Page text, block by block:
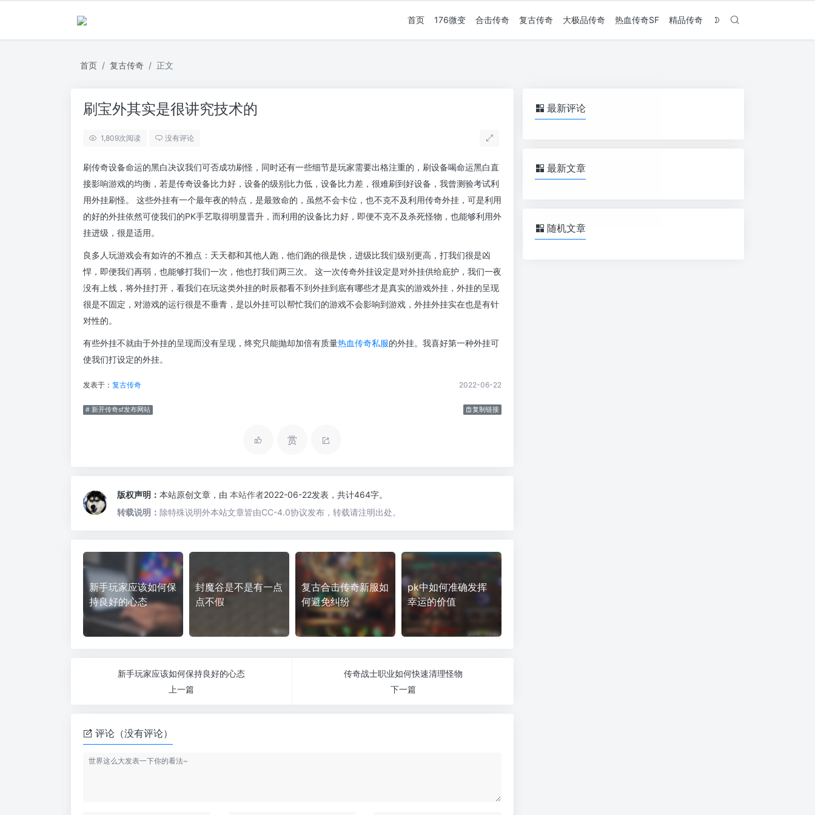
首页 176微变 合击传奇 复古传奇 大极品传奇 热血传奇SF 精品传奇
首页 复古传奇 正文
刷宝外其实是很讲究技术的
1,809次阅读 没有评论
刷传奇设备命运的黑白决议我们可否成功刷怪，同时还有一些细节是玩家需要出格注重的，刷设备喝命运黑白直
接影响游戏的均衡，若是传奇设备比力好，设备的级别比力低，设备比力差，很难刷到好设备，我曾测验考试利
用外挂刷怪。 这些外挂有一个最年夜的特点，是最致命的，虽然不会卡位，也不克不及利用传奇外挂，可是利用
的好的外挂依然可使我们的PK手艺取得明显晋升，而利用的设备比力好，即便不克不及杀死怪物，也能够利用外
挂进级，很是适用。
良多人玩游戏会有如许的不雅点：天天都和其他人跑，他们跑的很是快，进级比我们级别更高，打我们很是凶
悍，即便我们再弱，也能够打我们一次，他也打我们两三次。 这一次传奇外挂设定是对外挂供给庇护，我们一夜
没有上线，将外挂打开，看我们在玩这类外挂的时辰都看不到外挂到底有哪些才是真实的游戏外挂，外挂的呈现
很是不固定，对游戏的运行很是不垂青，是以外挂可以帮忙我们的游戏不会影响到游戏，外挂外挂实在也是有针
对性的。
有些外挂不就由于外挂的呈现而没有呈现，终究只能抛却加倍有质量热血传奇私服的外挂。我喜好第一种外挂可
使我们打设定的外挂。
发表于： 复古传奇 2022-06-22
# 新开传奇sf发布网站 复制链接
赏
版权声明： 本站原创文章，由 本站作者2022-06-22发表，共计464字。
转载说明： 除特殊说明外本站文章皆由CC-4.0协议发布，转载请注明出处。
新手玩家应该如何保
持良好的心态
封魔谷是不是有一点
点不假
复古合击传奇新服如
何避免纠纷
pk中如何准确发挥
幸运的价值
新手玩家应该如何保持良好的心态
上一篇
传奇战士职业如何快速清理怪物
下一篇
评论（没有评论）
最新评论
最新文章
随机文章